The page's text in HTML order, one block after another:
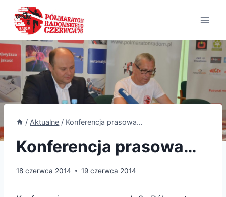
Przejdź
treści
/ Aktualne / Konferencja prasowa…
Konferencja prasowa…
18 czerwca 2014 19 czerwca 2014